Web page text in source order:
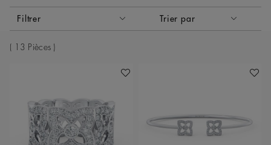
Filtrer Trier par
Trier par
13 Pièces
Ajouter À Ma Wishlist